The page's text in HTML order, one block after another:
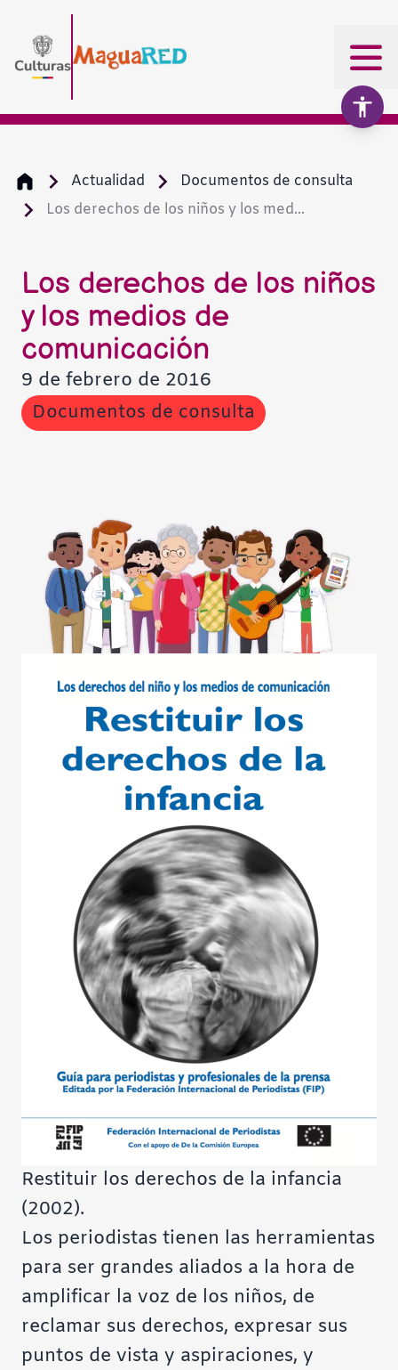
Actualidad
Documentos de consulta
Los derechos de los niños y los med...
Los derechos de los niños
y los medios de
comunicación
9 de febrero de 2016
Documentos de consulta
Restituir los derechos de la infancia
(2002).
Los periodistas tienen las herramientas
para ser grandes aliados a la hora de
amplificar la voz de los niños, de
reclamar sus derechos, expresar sus
puntos de vista y aspiraciones, y
Aumentar texto
Alto contraste
Contraste negativo
Subrayar enlaces
Fuente legible
Restablecer